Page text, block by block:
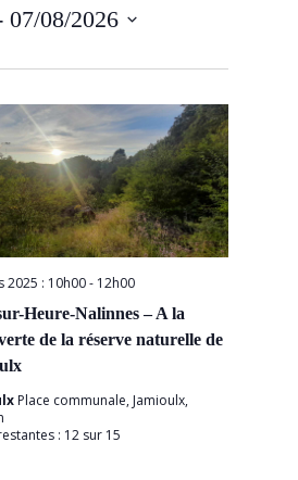
07/08/2026
Heure-Nalinnes – A la
de la réserve naturelle de
2025 : 10h00- 12h00
Place communale, Jamioulx,
: 12 sur 15